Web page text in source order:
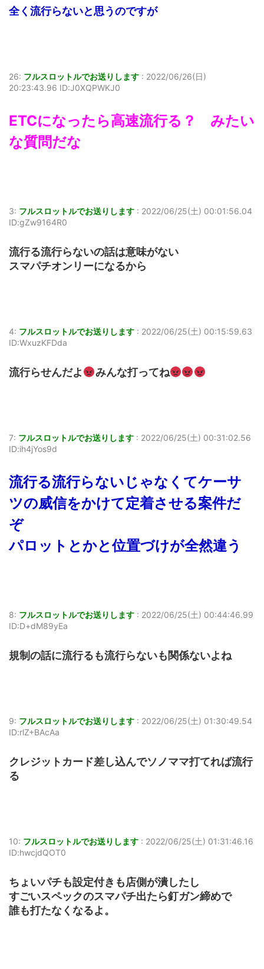
全く流行らないと思うのですが
26: フルスロットルでお送りします : 2022/06/26(日)
20:23:43.96 ID:J0XQPWKJ0
ETCになったら高速流行る？ みたい
な質問だな
3: フルスロットルでお送りします : 2022/06/25(土) 00:01:56.04
ID:gZw9164R0
流行る流行らないの話は意味がない
スマパチオンリーになるから
4: フルスロットルでお送りします : 2022/06/25(土) 00:15:59.63
ID:WxuzKFDda
流行らせんだよ みんな打ってね
7: フルスロットルでお送りします : 2022/06/25(土) 00:31:02.56
ID:ih4jYos9d
流行る流行らないじゃなくてケーサ
ツの威信をかけて定着させる案件だ
ぞ
パロットとかと位置づけが全然違う
8: フルスロットルでお送りします : 2022/06/25(土) 00:44:46.99
ID:D+dM89yEa
規制の話に流行るも流行らないも関係ないよね
9: フルスロットルでお送りします : 2022/06/25(土) 01:30:49.54
ID:rlZ+BAcAa
クレジットカード差し込んでソノママ打てれば流行
る
10: フルスロットルでお送りします : 2022/06/25(土) 01:31:46.16
ID:hwcjdQOT0
ちょいパチも設定付きも店側が潰したし
すごいスペックのスマパチ出たら釘ガン締めで
誰も打たなくなるよ。